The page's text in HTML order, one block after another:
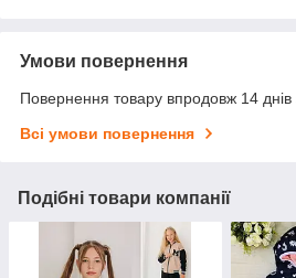
Умови повернення
Повернення товару впродовж 14 днів
Всі умови повернення
Подібні товари компанії